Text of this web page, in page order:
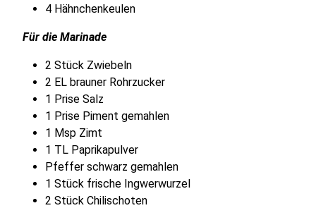
4 Hähnchenkeulen
Für die Marinade
2 Stück Zwiebeln
2 EL brauner Rohrzucker
1 Prise Salz
1 Prise Piment gemahlen
1 Msp Zimt
1 TL Paprikapulver
Pfeffer schwarz gemahlen
1 Stück frische Ingwerwurzel
2 Stück Chilischoten